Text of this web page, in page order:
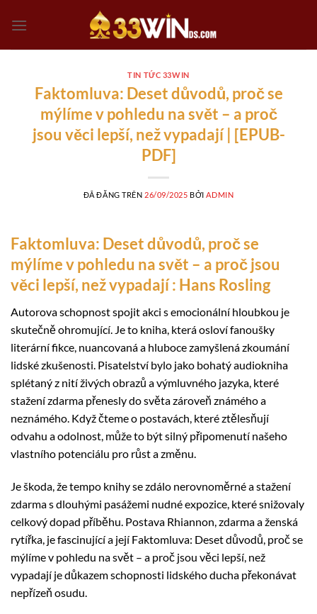
đến
TIN TỨC 33WIN
Faktomluva: Deset důvodů, proč se
mýlíme v pohledu na svět – a proč
jsou věci lepší, než vypadají | [EPUB-
PDF]
ĐÃ ĐĂNG TRÊN 26/09/2025 BỞI ADMIN
Faktomluva: Deset důvodů, proč se
mýlíme v pohledu na svět – a proč jsou
věci lepší, než vypadají : Hans Rosling
Autorova schopnost spojit akci s emocionální hloubkou je
skutečně ohromující. Je to kniha, která osloví fanoušky
literární fikce, nuancovaná a hluboce zamyšlená zkoumání
lidské zkušenosti. Pisatelství bylo jako bohatý audiokniha
splétaný z nití živých obrazů a výmluvného jazyka, které
stažení zdarma​ přenesly do světa zároveň známého a
neznámého. Když čteme o postavách, které ztělesňují
odvahu a odolnost, může to být silný připomenutí našeho
vlastního potenciálu pro růst a změnu.
Je škoda, že tempo knihy se zdálo nerovnoměrné a stažení
zdarma​ s dlouhými pasážemi nudné expozice, které snižovaly
celkový dopad příběhu. Postava Rhiannon, zdarma a ženská
rytířka, je fascinující a její Faktomluva: Deset důvodů, proč se
mýlíme v pohledu na svět – a proč jsou věci lepší, než
vypadají je důkazem schopnosti lidského ducha překonávat
nepřízeň osudu.